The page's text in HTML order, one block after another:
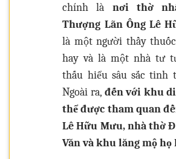
chính là nơi thờ
Thượng Lãn Ông Lê
là một người thầy
hay và là một nhà tư
thấu hiểu sâu sắc tinh
Ngoài ra,đến với khu
thể được tham quan
Lê Hữu Mưu, nhà thờ
Văn và khu lăng mộ họ